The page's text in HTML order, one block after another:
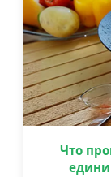
Что